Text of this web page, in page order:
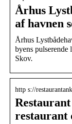
Århus
af havnen
Århus
byens
Skov.
http s://
restaurant